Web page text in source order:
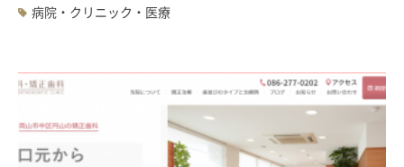
病院・クリニック・医療